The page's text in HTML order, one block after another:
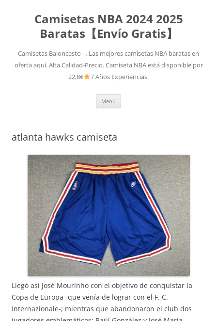
Camisetas NBA 2024 2025
Baratas【Envío Gratis】
Camisetas Baloncesto →Las mejores camisetas NBA baratas en
oferta aquí. Alta Calidad-Precio. Camiseta NBA está disponible por
22,8€
7 Años Experiencias.
Menú
atlanta hawks camiseta
Llegó así José Mourinho con el objetivo de conquistar la
Copa de Europa -que venía de lograr con el F. C.
Internazionale-; mientras que abandonaron el club dos